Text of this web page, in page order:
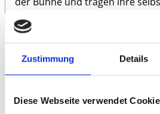
Zustimmung Details
Diese Webseite verwendet
vor. Das liebevoll ausgewählte
ein fulminantes Sammelsurium
des Poetry Slam: Lyrik, Rap,
Beatbox, Comedy und Spoken
des Monats beim Slam auf der